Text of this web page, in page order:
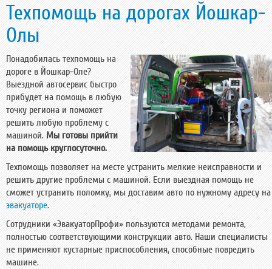
Техпомощь на дорогах Йошкар-
Олы
Понадобилась техпомощь на
дороге в Йошкар-Оле?
Выездной автосервис быстро
прибудет на помощь в любую
точку региона и поможет
решить любую проблему с
машиной. Мы готовы прийти
на помощь круглосуточно.
Техпомощь позволяет на месте устранить мелкие неисправности и
решить другие проблемы с машиной. Если выездная помощь не
сможет устранить поломку, мы доставим авто по нужному адресу на
эвакуаторе.
Сотрудники «ЭвакуаторПрофи» пользуются методами ремонта,
полностью соответствующими конструкции авто. Наши специалисты
не применяют кустарные приспособления, способные повредить
машине.